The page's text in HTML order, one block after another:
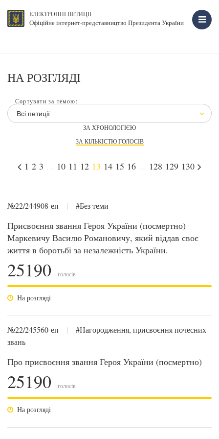
ЕЛЕКТРОННІ ПЕТИЦІЇ
Офіційне інтернет-представництво Президента України
НА РОЗГЛЯДІ
Сортувати за темою:
Всі петиції
ЗА ХРОНОЛОГІЄЮ
ЗА КІЛЬКІСТЮ ГОЛОСІВ
1 2 3 10 11 12 13 14 15 16 128 129 130
№22/244908-еп | #Без теми
Присвоєння звання Героя України (посмертно)
Маркевичу Василю Романовичу, який віддав своє
життя в боротьбі за незалежність України.
25190 голосів
На розгляді
№22/245560-еп |
#Нагородження, присвоєння почесних
звань
Про присвоєння звання Героя України (посмертно)
25190 голосів
На розгляді